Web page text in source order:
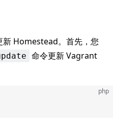
新 Homestead。首先，您
命令更新 Vagrant
php